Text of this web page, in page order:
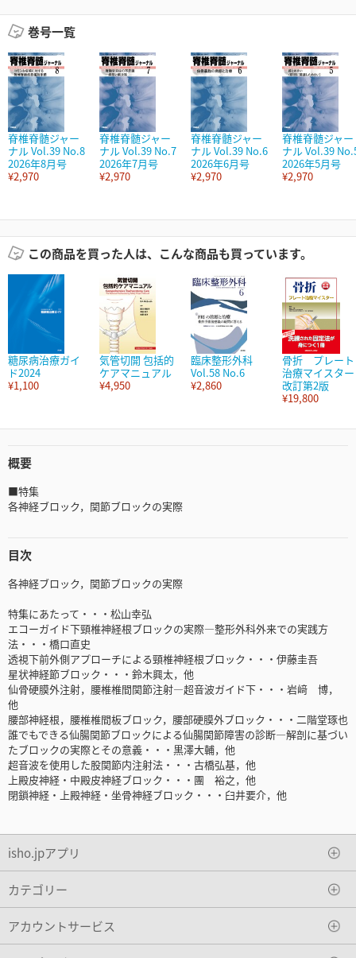
巻号一覧
脊椎脊髄ジャー
ナル Vol.39 No.8
2026年8月号
¥2,970
脊椎脊髄ジャー
ナル Vol.39 No.7
2026年7月号
¥2,970
脊椎脊髄ジャー
ナル Vol.39 No.6
2026年6月号
¥2,970
脊椎脊髄ジャー
ナル Vol.39
2026年5月号
¥2,970
この商品を買った人は、こんな商品も買っています。
糖尿病治療ガイ
ド2024
¥1,100
気管切開 包括的
ケアマニュアル
¥4,950
臨床整形外科
Vol.58 No.6
¥2,860
骨折 プレート
治療マイスター
改訂第2版
¥19,800
概要
■特集
各神経ブロック，関節ブロックの実際
目次
各神経ブロック，関節ブロックの実際
特集にあたって・・・松山幸弘
エコーガイド下頸椎神経根ブロックの実際―整形外科外来での実践方
法・・・橋口直史
透視下前外側アプローチによる頸椎神経根ブロック・・・伊藤圭吾
星状神経節ブロック・・・鈴木興太，他
仙骨硬膜外注射，腰椎椎間関節注射―超音波ガイド下・・・岩﨑 博，
他
腰部神経根，腰椎椎間板ブロック，腰部硬膜外ブロック・・・二階堂琢也
誰でもできる仙腸関節ブロックによる仙腸関節障害の診断―解剖に基づい
たブロックの実際とその意義・・・黒澤大輔，他
超音波を使用した股関節内注射法・・・古橋弘基，他
上殿皮神経・中殿皮神経ブロック・・・團 裕之，他
閉鎖神経・上殿神経・坐骨神経ブロック・・・臼井要介，他
isho.jpアプリ
カテゴリー
アカウントサービス